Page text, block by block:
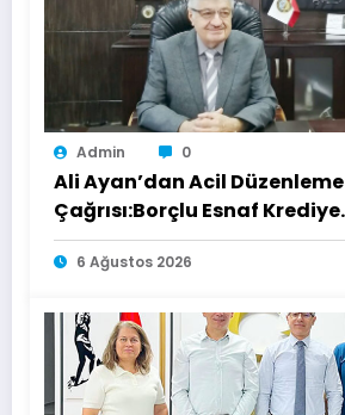
Admin 0
Ali Ayan’dan Acil Düzenleme
Çağrısı:Borçlu Esnaf Krediye
Ulaşamıyor
6 Ağustos 2026